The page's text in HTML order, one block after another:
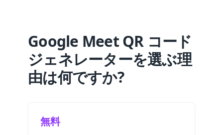
Google Meet QR コード
ジェネレーターを選ぶ理
由は何ですか?
無料